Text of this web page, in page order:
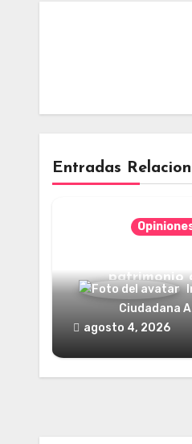
Entradas
patrimonio
Ciudadana
agosto 4, 2026